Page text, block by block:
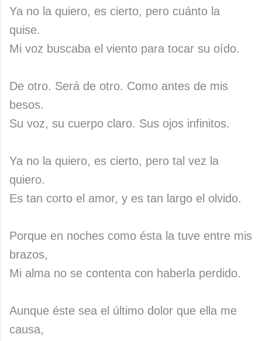
Ya no la quiero, es cierto, pero cuánto la
quise.
Mi voz buscaba el viento para tocar su oído.
De otro. Será de otro. Como antes de mis
besos.
Su voz, su cuerpo claro. Sus ojos infinitos.
Ya no la quiero, es cierto, pero tal vez la
quiero.
Es tan corto el amor, y es tan largo el olvido.
Porque en noches como ésta la tuve entre mis
brazos,
Mi alma no se contenta con haberla perdido.
Aunque éste sea el último dolor que ella me
causa,